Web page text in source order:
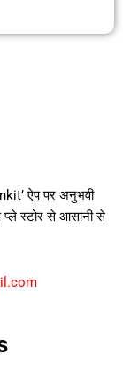
ऐप पर अनुभवी
प्ले स्टोर से आसानी से